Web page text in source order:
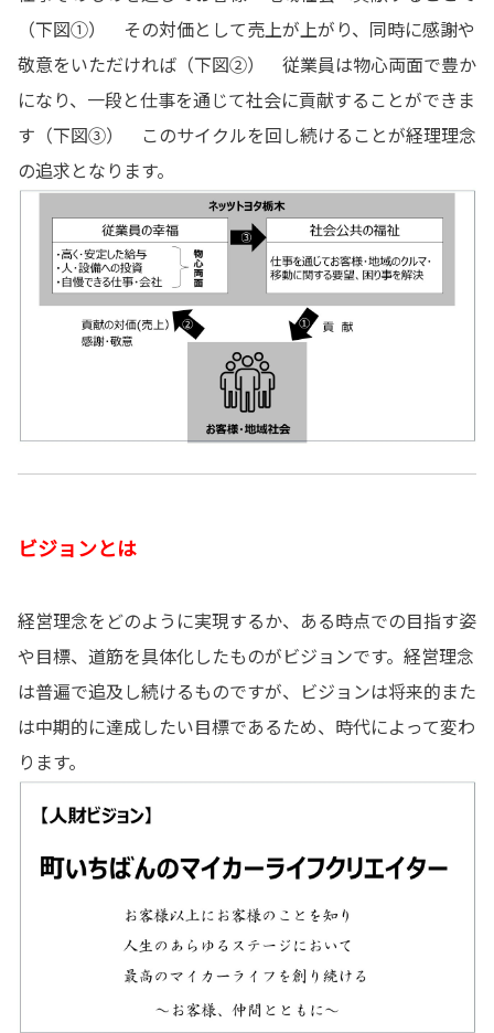
（下図①） その対価として売上が上がり、同時に感謝や
敬意をいただければ（下図②） 従業員は物心両面で豊か
になり、一段と仕事を通じて社会に貢献することができま
す（下図③） このサイクルを回し続けることが経理理念
の追求となります。
ビジョンとは
経営理念をどのように実現するか、ある時点での目指す姿
や目標、道筋を具体化したものがビジョンです。経営理念
は普遍で追及し続けるものですが、ビジョンは将来的また
は中期的に達成したい目標であるため、時代によって変わ
ります。